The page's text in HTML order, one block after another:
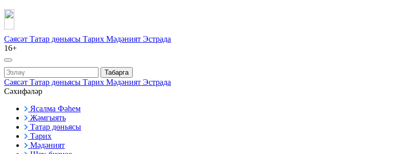
Сәясәт Татар дөньясы Тарих Мәдәният Эстрада
16+
Табарга
Сәясәт Татар дөньясы Тарих Мәдәният Эстрада
Сәхифәләр
Ясалма Фәһем
Җәмгыять
Татар дөньясы
Тарих
Мәдәният